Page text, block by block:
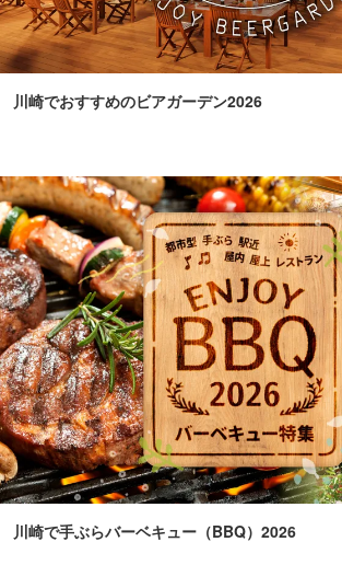
川崎でおすすめのビアガーデン2026
川崎で手ぶらバーベキュー（BBQ）2026